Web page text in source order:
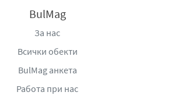
BulMag
За нас
Всички обекти
BulMag анкета
Работа при нас